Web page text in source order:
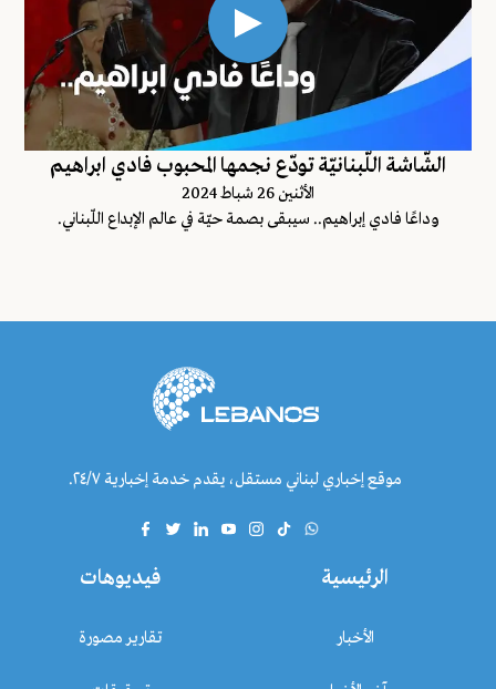
الشّاشة اللّبنانيّة تودّع نجمها المحبوب فادي ابراهيم
اﻷثنين 26 شباط 2024
وداعًا فادي إبراهيم.. سيبقى بصمة حيّة في عالم الإبداع اللّبناني.
موقع إخباري لبناني مستقل، يقدم خدمة إخبارية ٢٤/٧.
الرئيسية
الأخبار
فيديوهات
تقارير مصورة